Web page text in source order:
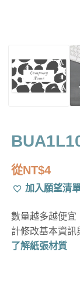
從NT$4
加入願望清
數量越多越便宜
計修改基本資訊
了解紙張材質